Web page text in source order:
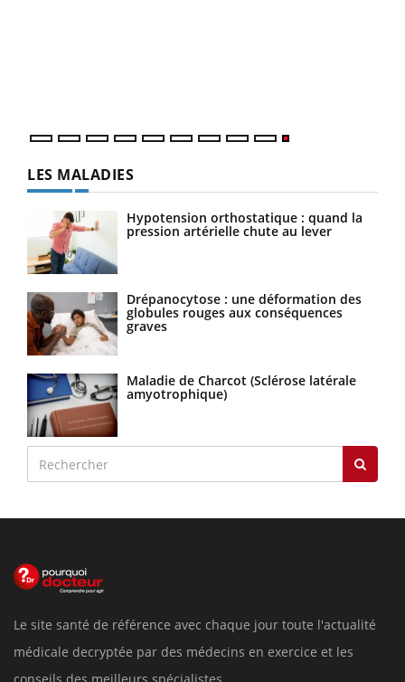
LES MALADIES
Hypotension orthostatique : quand la
pression artérielle chute au lever
Drépanocytose : une déformation des
globules rouges aux conséquences
graves
Maladie de Charcot (Sclérose latérale
amyotrophique)
Le site santé de référence avec chaque jour toute l'actualité
médicale decryptée par des médecins en exercice et les